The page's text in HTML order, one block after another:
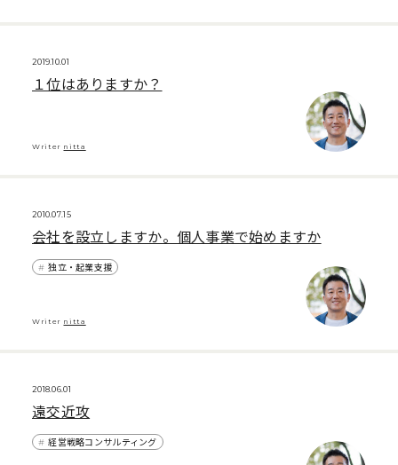
2019.10.01
１位はありますか？
Writer nitta
2010.07.15
会社を設立しますか。個人事業で始めますか
独立・起業支援
Writer nitta
2018.06.01
遠交近攻
経営戦略コンサルティング